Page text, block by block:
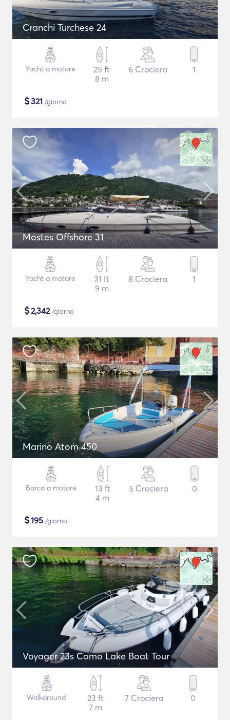
Cranchi Turchese 24
Yacht a motore
25 ft
8 m
6 Crociera 1
$321 /giorno
Mostes Offshore 31
Yacht a motore
31 ft
9 m
8 Crociera 1
$2,342/giorno
Marino Atom 450
Barca a motore
13 ft
4 m
5 Crociera 0
$195 /giorno
Voyager 23s Como Lake Boat Tour
Walkaround
23 ft
7 m
7 Crociera 0